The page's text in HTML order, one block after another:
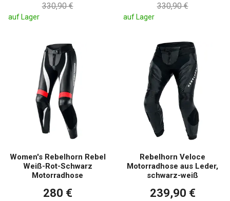
330,90 €
auf Lager
330,90 €
auf Lager
Women's Rebelhorn Rebel
Weiß-Rot-Schwarz
Motorradhose
280 €
Rebelhorn Veloce
Motorradhose aus Leder,
schwarz-weiß
239,90 €